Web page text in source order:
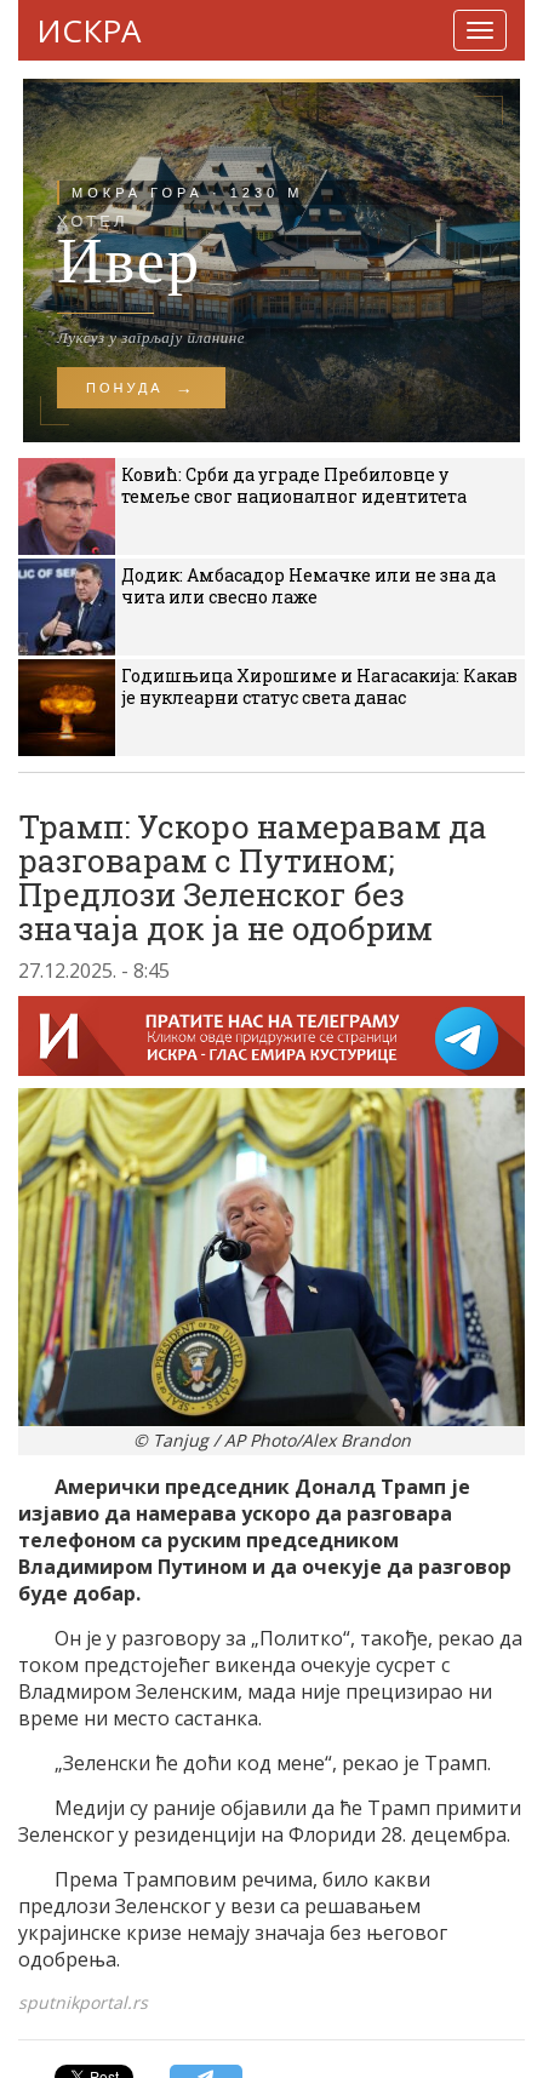
ИСКРА
Ковић: Срби да уграде Пребиловце у
темеље свог националног идентитета
Додик: Амбасадор Немачке или не зна да
чита или свесно лаже
Годишњица Хирошиме и Нагасакија: Какав
је нуклеарни статус света данас
Трамп: Ускоро намеравам да
разговарам с Путином;
Предлози Зеленског без
значаја док ја не одобрим
27.12.2025. - 8:45
© Tanjug / AP Photo/Alex Brandon
Амерички председник Доналд Трамп је
изјавио да намерава ускоро да разговара
телефоном са руским председником
Владимиром Путином и да очекује да разговор
буде добар.
Он је у разговору за „Политко“, такође, рекао да
током предстојећег викенда очекује сусрет с
Владмиром Зеленским, мада није прецизирао ни
време ни место састанка.
„Зеленски ће доћи код мене“, рекао је Трамп.
Медији су раније објавили да ће Трамп примити
Зеленског у резиденцији на Флориди 28. децембра.
Према Трамповим речима, било какви
предлози Зеленског у вези са решавањем
украјинске кризе немају значаја без његовог
одобрења.
sputnikportal.rs